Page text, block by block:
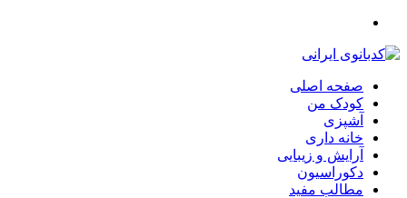
صفحه اصلی
کودک من
آشپزی
خانه داری
آرایش و زیبایی
دکوراسیون
مطالب مفید